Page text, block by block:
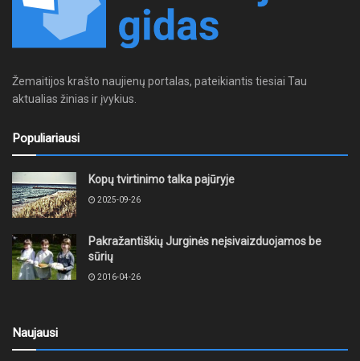
Žemaitijos krašto naujienų portalas, pateikiantis tiesiai Tau
aktualias žinias ir įvykius.
Populiariausi
Kopų tvirtinimo talka pajūryje
2025-09-26
Pakražantiškių Jurginės neįsivaizduojamos be
sūrių
2016-04-26
Naujausi